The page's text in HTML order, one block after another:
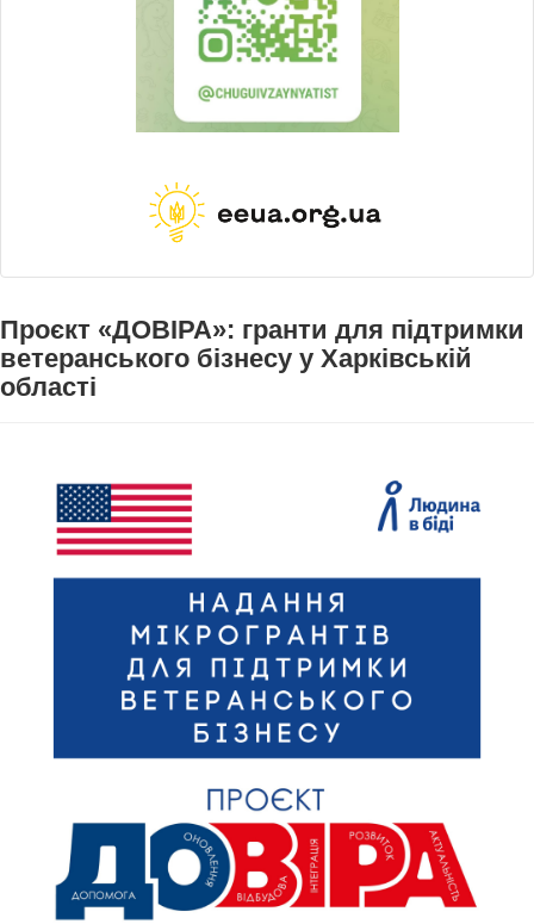
Проєкт «ДОВІРА»: гранти для підтримки
ветеранського бізнесу у Харківській
області